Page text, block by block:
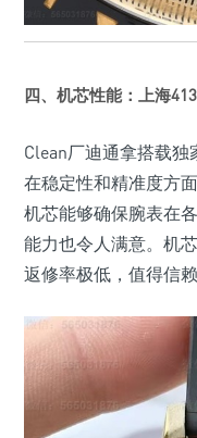
四、机芯性能：上海
Clean厂迪通拿搭载
在稳定性和精准度方
机芯能够确保腕表在
能力也令人满意。机
返修率极低，值得信赖